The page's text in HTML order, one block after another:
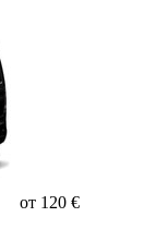
от 120 €